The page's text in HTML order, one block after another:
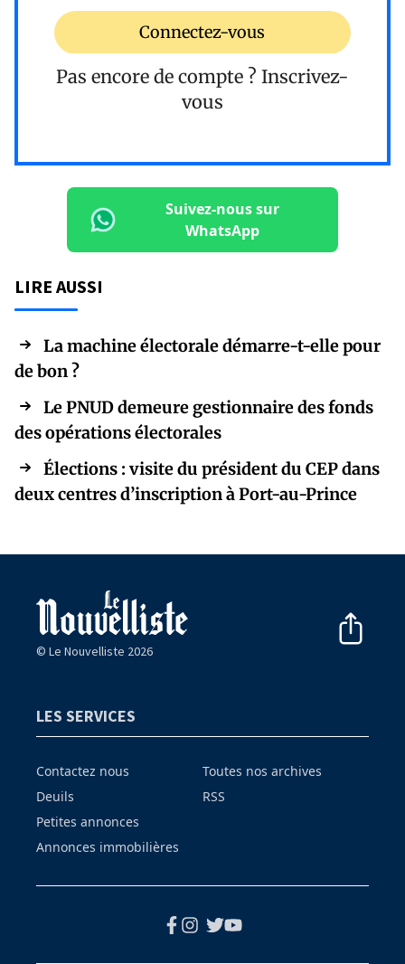
Connectez-vous
Pas encore de compte ? Inscrivez-
vous
Suivez-nous sur
WhatsApp
LIRE AUSSI
La machine électorale démarre-t-elle pour
de bon ?
Le PNUD demeure gestionnaire des fonds
des opérations électorales
Élections : visite du président du CEP dans
deux centres d’inscription à Port-au-Prince
© Le Nouvelliste 2026
LES SERVICES
Contactez nous
Deuils
Petites annonces
Annonces immobilières
Toutes nos archives
RSS